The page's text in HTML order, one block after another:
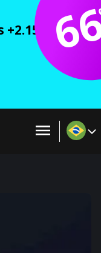
cursos